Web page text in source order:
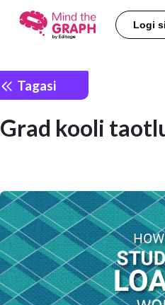
Logi
Tagasi
Grad kooli